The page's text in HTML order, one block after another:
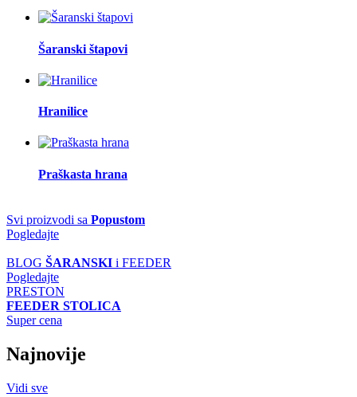
Šaranski štapovi
Hranilice
Praškasta hrana
Svi proizvodi sa Popustom
Pogledajte
BLOG ŠARANSKI i FEEDER
Pogledajte
PRESTON
FEEDER STOLICA
Super cena
Najnovije
Vidi sve